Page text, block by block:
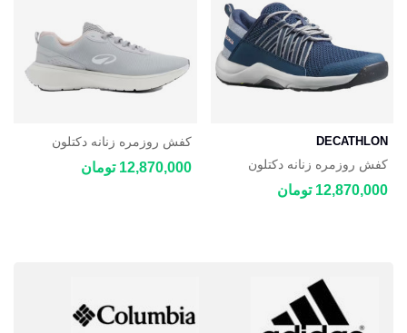
DECATHLON
کفش روزمره زنانه دکتلون
DECATHLON NH500 Fresh
12,870,000 تومان
کفش روزمره زنانه دکتلون
DECATHLON JOGFLOW
12,870,000 تومان